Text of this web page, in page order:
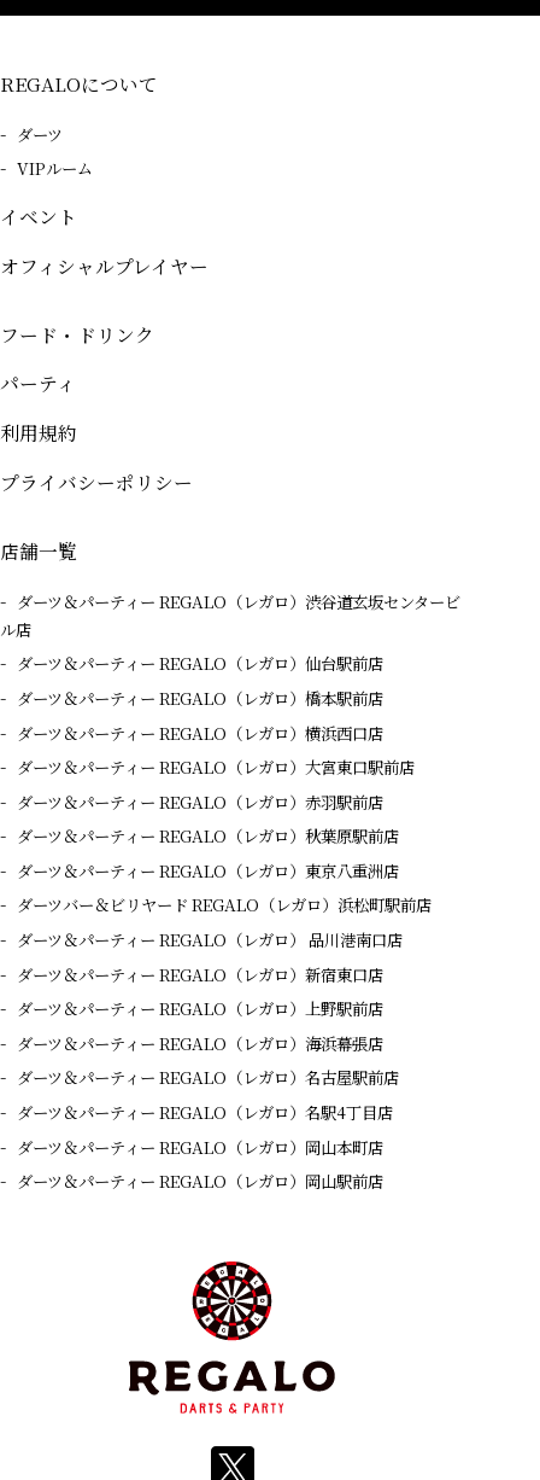
REGALOについて
ダーツ
VIPルーム
イベント
オフィシャルプレイヤー
フード・ドリンク
パーティ
利用規約
プライバシーポリシー
店舗一覧
ダーツ＆パーティー REGALO（レガロ）渋谷道玄坂センタービ
ル店
ダーツ＆パーティー REGALO（レガロ）仙台駅前店
ダーツ＆パーティー REGALO（レガロ）橋本駅前店
ダーツ＆パーティー REGALO（レガロ）横浜西口店
ダーツ＆パーティー REGALO（レガロ）大宮東口駅前店
ダーツ＆パーティー REGALO（レガロ）赤羽駅前店
ダーツ＆パーティー REGALO（レガロ）秋葉原駅前店
ダーツ＆パーティー REGALO（レガロ）東京八重洲店
ダーツバー＆ビリヤード REGALO（レガロ）浜松町駅前店
ダーツ＆パーティー REGALO（レガロ） 品川港南口店
ダーツ＆パーティー REGALO（レガロ）新宿東口店
ダーツ＆パーティー REGALO（レガロ）上野駅前店
ダーツ＆パーティー REGALO（レガロ）海浜幕張店
ダーツ＆パーティー REGALO（レガロ）名古屋駅前店
ダーツ＆パーティー REGALO（レガロ）名駅4丁目店
ダーツ＆パーティー REGALO（レガロ）岡山本町店
ダーツ＆パーティー REGALO（レガロ）岡山駅前店